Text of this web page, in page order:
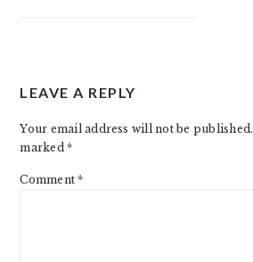
INTERACTIONS
LEAVE A REPLY
Your email address will not be published.
marked*
Comment*